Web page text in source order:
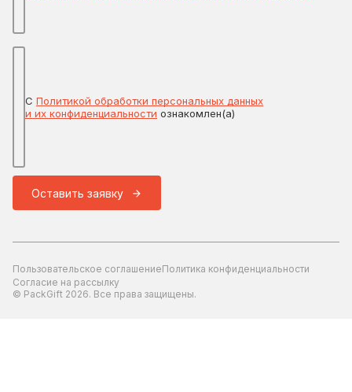
С Политикой обработки персональных данных
и их конфиденциальности ознакомлен(а)
Оставить заявку
Пользовательское соглашениеПолитика конфиденциальности
Согласие на рассылку
© PackGift 2026. Все права защищены.